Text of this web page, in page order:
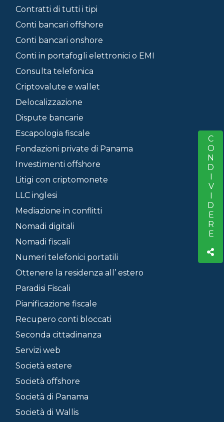
CONDIVIDERE
Contratti di tutti i tipi
Conti bancari offshore
Conti bancari onshore
Conti in portafogli elettronici o EMI
Consulta telefonica
Criptovalute e wallet
Delocalizzazione
Dispute bancarie
Escapologia fiscale
Fondazioni private di Panama
Investimenti offshore
Litigi con criptomonete
LLC inglesi
Mediazione in conflitti
Nomadi digitali
Nomadi fiscali
Numeri telefonici portatili
Ottenere la residenza all’ estero
Paradisi Fiscali
Pianificazione fiscale
Recupero conti bloccati
Seconda cittadinanza
Servizi web
Società estere
Società offshore
Società di Panama
Società di Wallis